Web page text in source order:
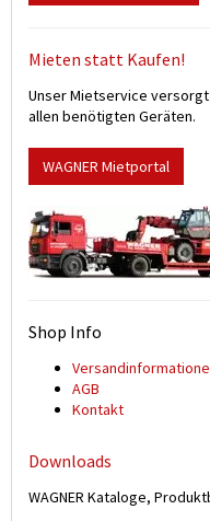
Mieten statt Kaufen!
Unser Mietservice
allen benötigten Geräten.
WAGNER Mietportal
Shop Info
AGB
Kontakt
Downloads
WAGNER Kataloge,